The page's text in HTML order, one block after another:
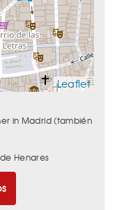
Leaflet
in Madrid (también
Henares